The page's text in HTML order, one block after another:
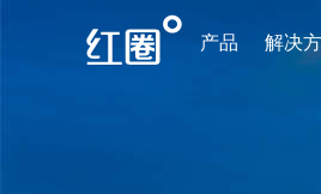
产品 解决